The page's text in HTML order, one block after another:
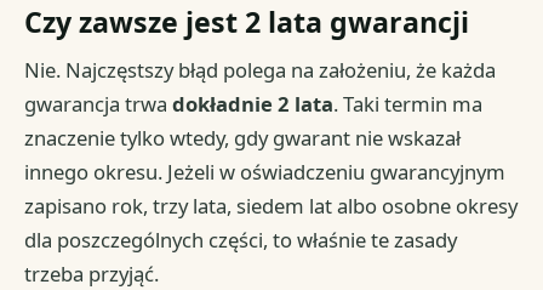
Czy zawsze jest 2 lata gwarancji
Nie. Najczęstszy błąd polega na założeniu, że każda
gwarancja trwadokładnie 2 lata. Taki termin ma
znaczenie tylko wtedy, gdy gwarant nie wskazał
innego okresu. Jeżeli w oświadczeniu gwarancyjnym
zapisano rok, trzy lata, siedem lat albo osobne okresy
dla poszczególnych części, to właśnie te zasady
trzeba przyjąć.